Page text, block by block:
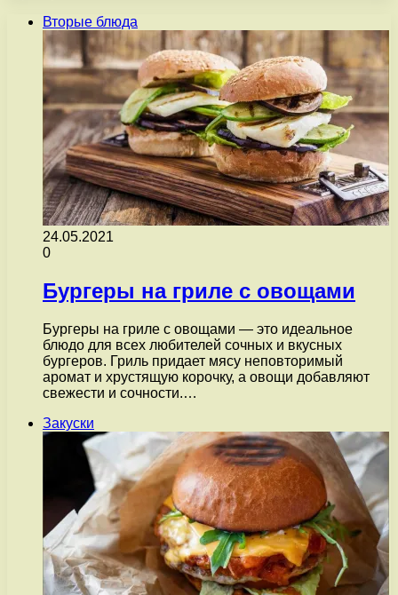
Вторые блюда
24.05.2021
0
Бургеры на гриле с овощами
Бургеры на гриле с овощами — это идеальное
блюдо для всех любителей сочных и вкусных
бургеров. Гриль придает мясу неповторимый
аромат и хрустящую корочку, а овощи добавляют
свежести и сочности.…
Закуски